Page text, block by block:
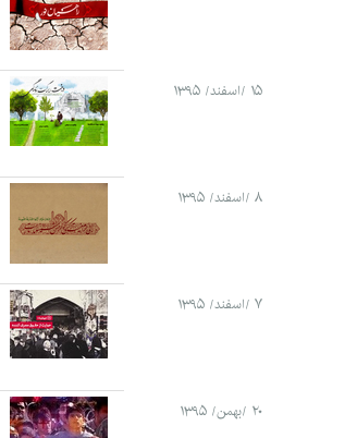
۱۵ /اسفند/ ۱۳۹۵
۸ /اسفند/ ۱۳۹۵
۷ /اسفند/ ۱۳۹۵
۲۰ /بهمن/ ۱۳۹۵